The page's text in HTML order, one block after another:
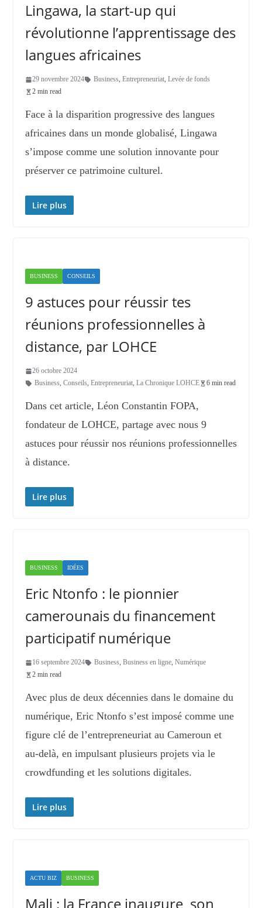
Lingawa, la start-up qui
révolutionne l’apprentissage des
langues africaines
29 novembre 2024 Business, Entrepreneuriat, Levée de fonds
2 min read
Face à la disparition progressive des langues
africaines dans un monde globalisé, Lingawa
s’impose comme une solution innovante pour
préserver ce patrimoine culturel.
Lire plus
BUSINESS CONSEILS
9 astuces pour réussir tes
réunions professionnelles à
distance, par LOHCE
26 octobre 2024
Business, Conseils, Entrepreneuriat, La Chronique LOHCE 6 min read
Dans cet article, Léon Constantin FOPA,
fondateur de LOHCE, partage avec nous 9
astuces pour réussir nos réunions professionnelles
à distance.
Lire plus
BUSINESS IDÉES
Eric Ntonfo : le pionnier
camerounais du financement
participatif numérique
16 septembre 2024 Business, Business en ligne, Numérique
2 min read
Avec plus de deux décennies dans le domaine du
numérique, Eric Ntonfo s’est imposé comme une
figure clé de l’entrepreneuriat au Cameroun et
au-delà, en impulsant plusieurs projets via le
crowdfunding et les solutions digitales.
Lire plus
ACTU BIZ BUSINESS
Mali : la France inaugure son